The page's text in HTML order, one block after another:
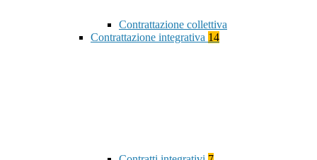
Contrattazione collettiva
Contrattazione integrativa 14